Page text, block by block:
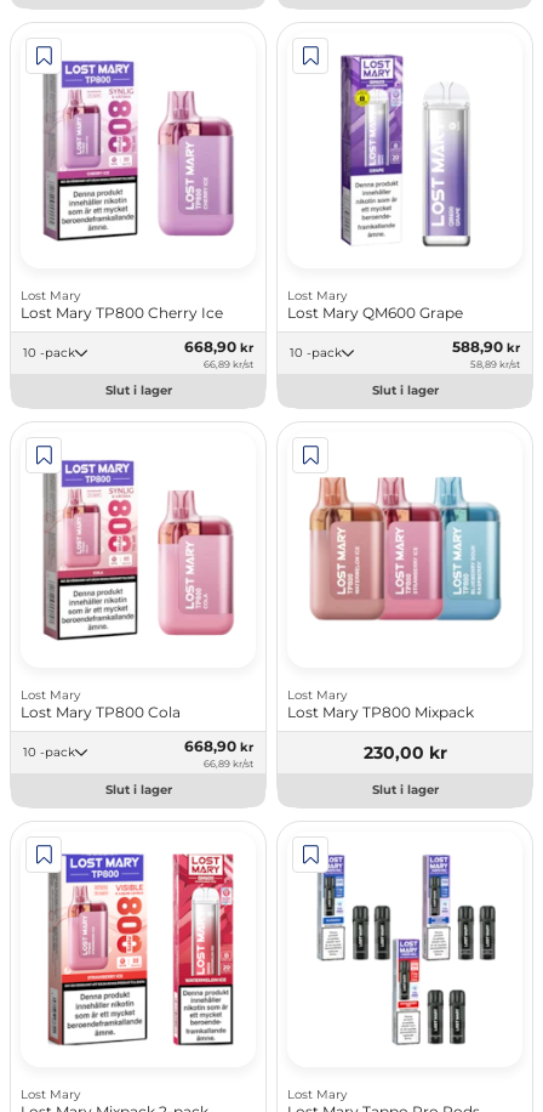
Lost Mary
Lost Mary TP800 Cherry Ice
10 -pack 668,90 kr
66,89 kr/st
Slut i lager
Lost Mary
Lost Mary QM600 Grape
10 -pack 588,90 kr
58,89 kr/st
Slut i lager
Lost Mary
Lost Mary TP800 Cola
10 -pack 668,90 kr
66,89 kr/st
Slut i lager
Lost Mary
Lost Mary TP800 Mixpack
230,00 kr
Slut i lager
Lost Mary Lost Mary